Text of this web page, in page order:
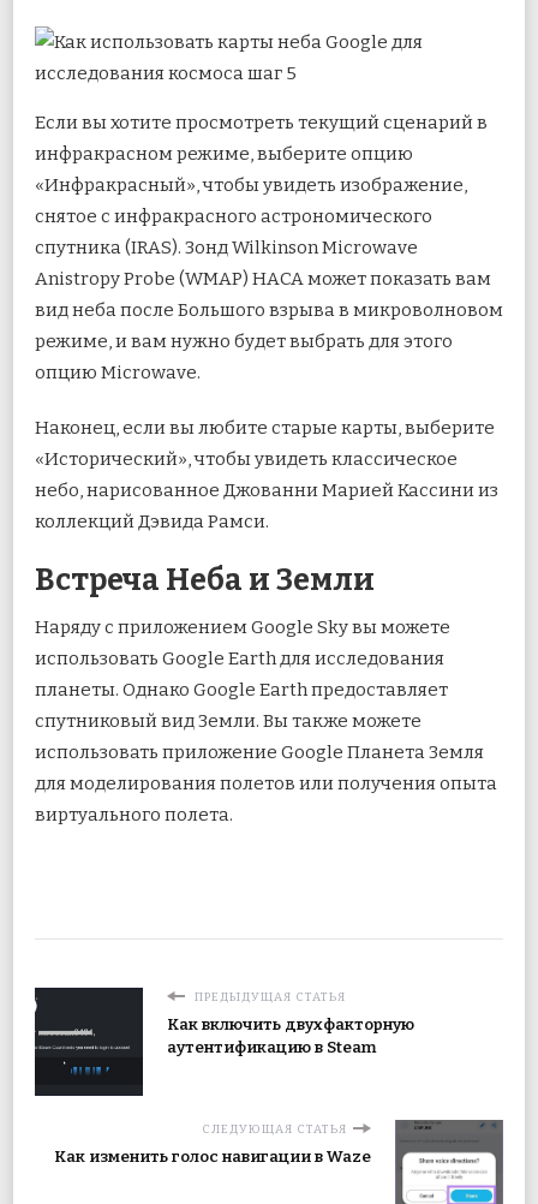
Если вы хотите просмотреть текущий сценарий в
инфракрасном режиме, выберите опцию
«Инфракрасный», чтобы увидеть изображение,
снятое с инфракрасного астрономического
спутника (IRAS). Зонд Wilkinson Microwave
Anistropy Probe (WMAP) НАСА может показать вам
вид неба после Большого взрыва в микроволновом
режиме, и вам нужно будет выбрать для этого
опцию Microwave.
Наконец, если вы любите старые карты, выберите
«Исторический», чтобы увидеть классическое
небо, нарисованное Джованни Марией Кассини из
коллекций Дэвида Рамси.
Встреча Неба и Земли
Наряду с приложением Google Sky вы можете
использовать Google Earth для исследования
планеты. Однако Google Earth предоставляет
спутниковый вид Земли. Вы также можете
использовать приложение Google Планета Земля
для моделирования полетов или получения опыта
виртуального полета.
ПРЕДЫДУЩАЯ СТАТЬЯ
Как включить двухфакторную
аутентификацию в Steam
СЛЕДУЮЩАЯ СТАТЬЯ
Как изменить голос навигации в Waze